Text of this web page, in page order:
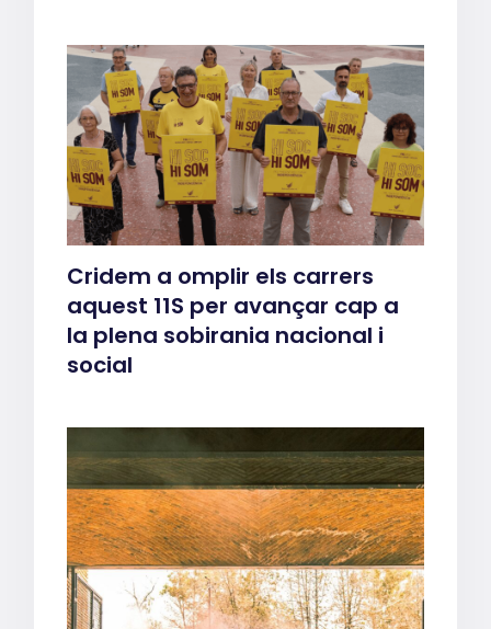
Cridem a omplir els carrers
aquest 11S per avançar cap a
la plena sobirania nacional i
social